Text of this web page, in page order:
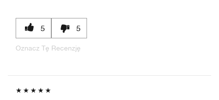
5 5
Oznacz Tę Recenzję